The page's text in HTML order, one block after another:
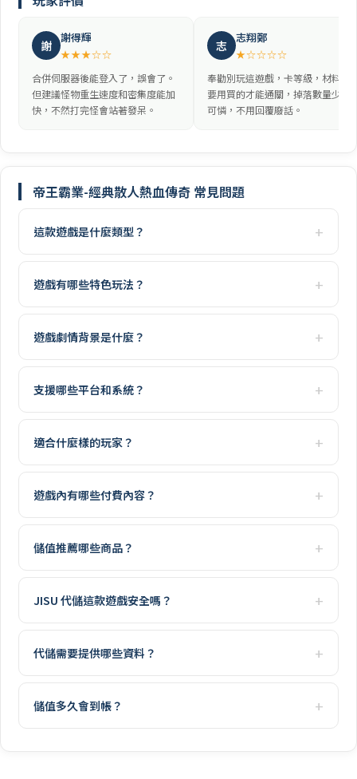
謝 謝得輝
★★★☆☆
合併伺服器後能登入了，誤會了。
但建議怪物重生速度和密集度能加
快，不然打完怪會站著發呆。
志 志翔鄭
★☆☆☆☆
奉勸別玩這遊戲，卡等級，材料全
要用買的才能通關，掉落數量少得
可憐，不用回覆廢話。
帝王霸業-經典散人熱血傳奇 常見問題
這款遊戲是什麼類型？
遊戲有哪些特色玩法？
遊戲劇情背景是什麼？
支援哪些平台和系統？
適合什麼樣的玩家？
遊戲內有哪些付費內容？
儲值推薦哪些商品？
JISU 代儲這款遊戲安全嗎？
代儲需要提供哪些資料？
儲值多久會到帳？